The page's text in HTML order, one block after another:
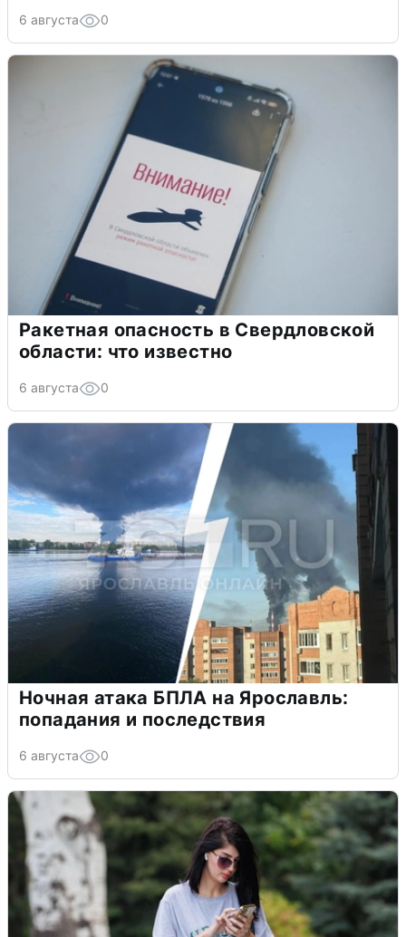
6 августа 0
Ракетная опасность в Свердловской
области: что известно
6 августа 0
Ночная атака БПЛА на Ярославль:
попадания и последствия
6 августа 0